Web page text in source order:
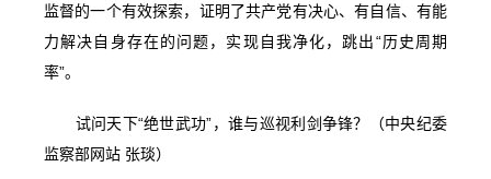
监督的一个有效探索，证明了共产党有决心、有自信、有能
力解决自身存在的问题，实现自我净化，跳出“历史周期
率”。
试问天下“绝世武功”，谁与巡视利剑争锋？（中央纪委
监察部网站 张琰）